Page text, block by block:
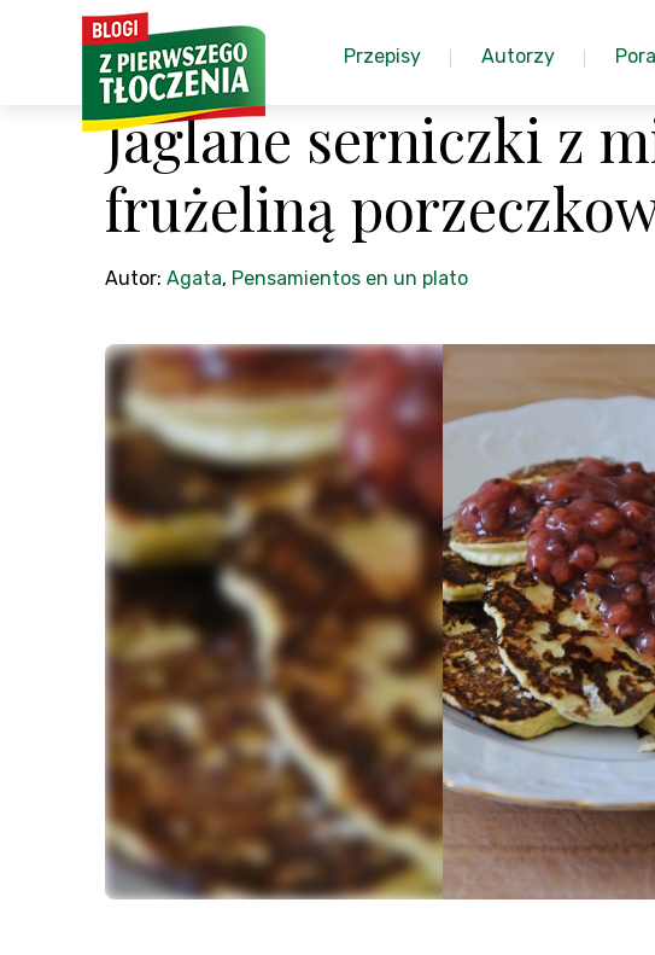
Przepisy Autorzy
Jaglane serniczki z
frużeliną
Autor: Agata, Pensamientos en un plato